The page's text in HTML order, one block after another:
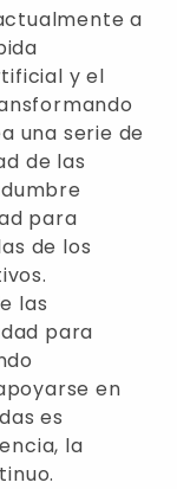
a
y el
una serie de
de las
para
de los
las
para
en
es
la